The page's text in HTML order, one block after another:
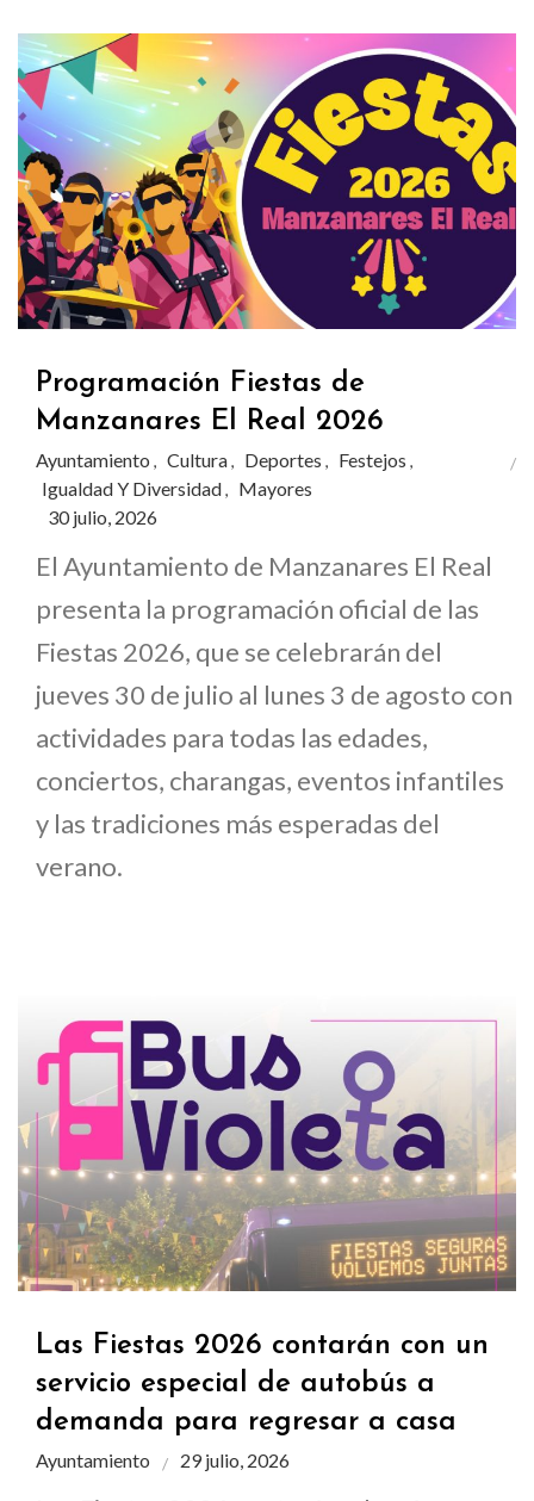
Programación Fiestas de
Manzanares El Real 2026
Ayuntamiento , Cultura, Deportes , Festejos ,
Igualdad Y Diversidad, Mayores
30 julio, 2026
El Ayuntamiento de Manzanares El Real
presenta la programación oficial de las
Fiestas 2026, que se celebrarán del
jueves 30 de julio al lunes 3 de agosto con
actividades para todas las edades,
conciertos, charangas, eventos infantiles
y las tradiciones más esperadas del
verano.
Las Fiestas 2026 contarán con un
servicio especial de autobús a
demanda para regresar a casa
Ayuntamiento 29 julio, 2026